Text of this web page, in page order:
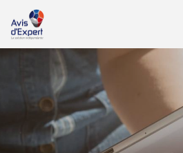
Panneau de gestion des cookies